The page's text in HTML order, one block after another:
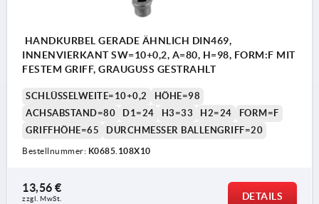
HANDKURBEL GERADE ÄHNLICH DIN469,
INNENVIERKANT SW=10+0,2, A=80, H=98, FORM:F MIT
FESTEM GRIFF, GRAUGUSS GESTRAHLT
SCHLÜSSELWEITE=10+0,2
HÖHE=98
ACHSABSTAND=80
D1=24 H3=33 H2=24
FORM=F
GRIFFHÖHE=65
DURCHMESSER BALLENGRIFF=20
Bestellnummer: K0685.108X10
13,56 €
zzgl. MwSt.
DETAILS